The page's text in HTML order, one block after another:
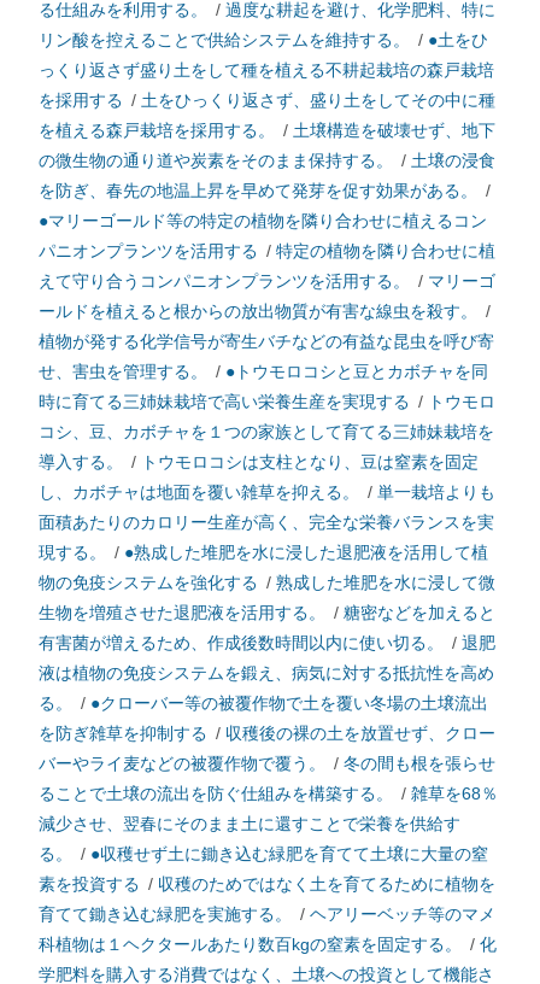
る仕組みを利用する。
/ 過度な耕起を避け、化学肥料、特に
リン酸を控えることで供給システムを維持する。
/ ●土をひ
っくり返さず盛り土をして種を植える不耕起栽培の森戸栽培
を採用する / 土をひっくり返さず、盛り土をしてその中に種
を植える森戸栽培を採用する。
/ 土壌構造を破壊せず、地下
の微生物の通り道や炭素をそのまま保持する。
/ 土壌の浸食
を防ぎ、春先の地温上昇を早めて発芽を促す効果がある。
/
●マリーゴールド等の特定の植物を隣り合わせに植えるコン
パニオンプランツを活用する / 特定の植物を隣り合わせに植
えて守り合うコンパニオンプランツを活用する。
/ マリーゴ
ールドを植えると根からの放出物質が有害な線虫を殺す。
/
植物が発する化学信号が寄生バチなどの有益な昆虫を呼び寄
せ、害虫を管理する。
/ ●トウモロコシと豆とカボチャを同
時に育てる三姉妹栽培で高い栄養生産を実現する / トウモロ
コシ、豆、カボチャを１つの家族として育てる三姉妹栽培を
導入する。
/ トウモロコシは支柱となり、豆は窒素を固定
し、カボチャは地面を覆い雑草を抑える。
/ 単一栽培よりも
面積あたりのカロリー生産が高く、完全な栄養バランスを実
現する。
/ ●熟成した堆肥を水に浸した退肥液を活用して植
物の免疫システムを強化する / 熟成した堆肥を水に浸して微
生物を増殖させた退肥液を活用する。
/ 糖密などを加えると
有害菌が増えるため、作成後数時間以内に使い切る。
/ 退肥
液は植物の免疫システムを鍛え、病気に対する抵抗性を高め
る。
/ ●クローバー等の被覆作物で土を覆い冬場の土壌流出
を防ぎ雑草を抑制する / 収穫後の裸の土を放置せず、クロー
バーやライ麦などの被覆作物で覆う。
/ 冬の間も根を張らせ
ることで土壌の流出を防ぐ仕組みを構築する。
/ 雑草を68％
減少させ、翌春にそのまま土に還すことで栄養を供給す
る。
/ ●収穫せず土に鋤き込む緑肥を育てて土壌に大量の窒
素を投資する / 収穫のためではなく土を育てるために植物を
育てて鋤き込む緑肥を実施する。
/ ヘアリーベッチ等のマメ
科植物は１ヘクタールあたり数百kgの窒素を固定する。
/ 化
学肥料を購入する消費ではなく、土壌への投資として機能さ